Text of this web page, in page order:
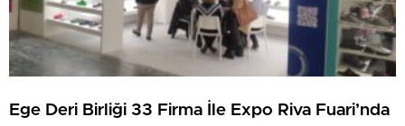
Ege Deri Birliği 33 Firma İle Expo Riva Fuari’nda